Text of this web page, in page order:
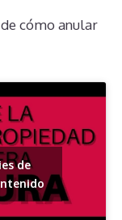
cómo anular
de